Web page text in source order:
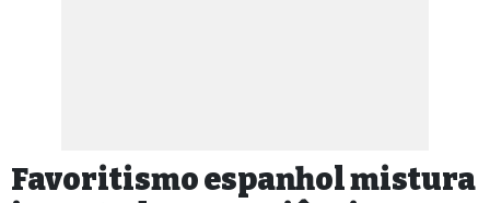
Favoritismo espanhol mistura